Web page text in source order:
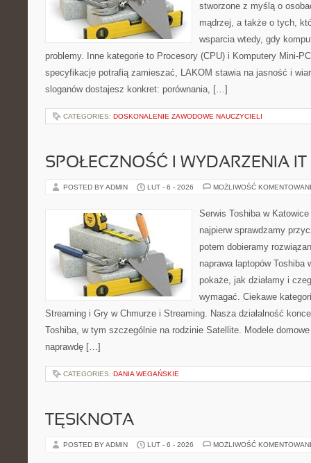
stworzone z myślą o
mądrzej, a także o tych,
wsparcia wtedy, gdy
problemy. Inne kategorie to Procesory (CPU) i Komputery Mini-
specyfikacje potrafią zamieszać, LAKOM stawia na jasność i
sloganów dostajesz konkret: porównania, […]
CATEGORIES: DOSKONALENIE ZAWODOWE NAUCZYCIELI
SPOŁECZNOŚĆ I WYDARZENIA IT
POSTED BY ADMIN LUT - 6 - 2026 MOŻLIWOŚĆ
Serwis Toshiba w
najpierw sprawdzamy
potem dobieramy
naprawa laptopów Toshiba
pokaże, jak działamy i
wymagać. Ciekawe
Streaming i Gry w Chmurze i Streaming. Nasza działalność
Toshiba, w tym szczególnie na rodzinie Satellite. Modele
naprawdę […]
CATEGORIES: DANIA WEGAŃSKIE
TĘSKNOTA
POSTED BY ADMIN LUT - 6 - 2026 MOŻLIWOŚĆ